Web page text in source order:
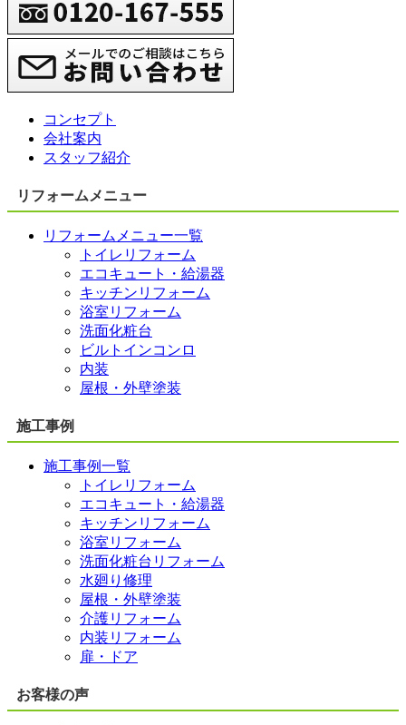
コンセプト
会社案内
スタッフ紹介
リフォームメニュー
リフォームメニュー一覧
トイレリフォーム
エコキュート・給湯器
キッチンリフォーム
浴室リフォーム
洗面化粧台
ビルトインコンロ
内装
屋根・外壁塗装
施工事例
施工事例一覧
トイレリフォーム
エコキュート・給湯器
キッチンリフォーム
浴室リフォーム
洗面化粧台リフォーム
水廻り修理
屋根・外壁塗装
介護リフォーム
内装リフォーム
扉・ドア
お客様の声